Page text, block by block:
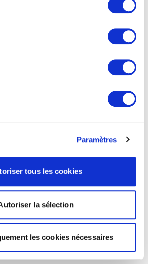
Paramètres
tous les cookies
la sélection
les cookies nécessaires